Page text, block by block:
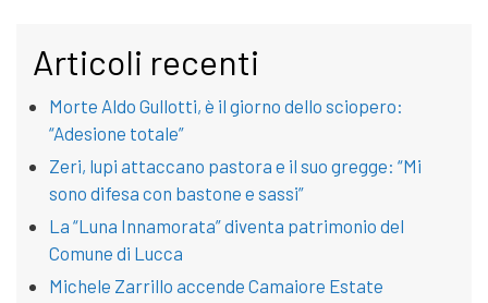
Articoli recenti
Morte Aldo Gullotti, è il giorno dello sciopero:
“Adesione totale”
Zeri, lupi attaccano pastora e il suo gregge: “Mi
sono difesa con bastone e sassi”
La “Luna Innamorata” diventa patrimonio del
Comune di Lucca
Michele Zarrillo accende Camaiore Estate